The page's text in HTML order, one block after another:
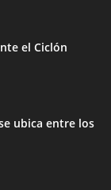
el Ciclón
ubica entre los